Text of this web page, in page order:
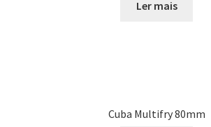
Ler mais
Cuba Multifry 80mm